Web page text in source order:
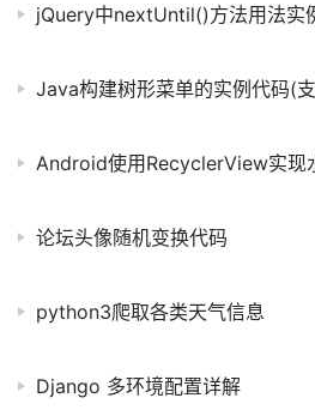
jQuery中nextUntil()方法用法实
Java构建树形菜单的实例代码(
Android使用RecyclerView实现
论坛头像随机变换代码
python3爬取各类天气信息
Django 多环境配置详解